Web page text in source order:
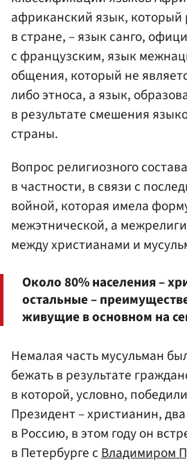
африканский язык, который
в стране, – язык санго,
с французским, язык
общения, который не
либо этноса, а язык,
в результате смешения
страны.
Вопрос религиозного
в частности, в связи с
войной, которая имела
межэтнической, а
между христианами и
Около 80% населения –
остальные –
живущие в основном на
Немалая часть мусульман
бежать в результате
в которой, условно,
Президент – христианин,
в Россию, в этом году он
в Петербурге сВладимиром